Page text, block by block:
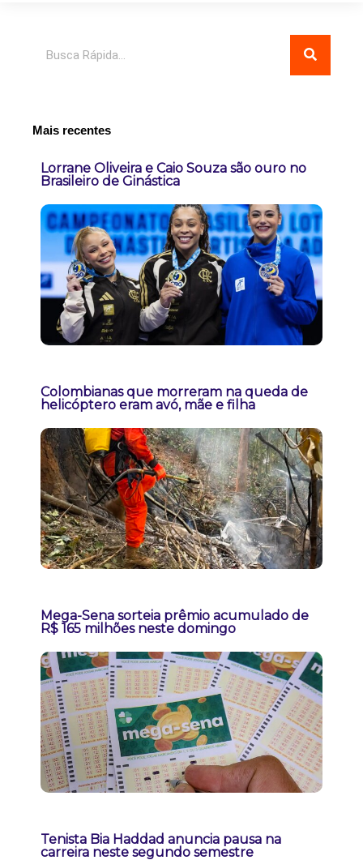
Mais recentes
Lorrane Oliveira e Caio Souza são ouro no
Brasileiro de Ginástica
Colombianas que morreram na queda de
helicóptero eram avó, mãe e filha
Mega-Sena sorteia prêmio acumulado de
R$ 165 milhões neste domingo
Tenista Bia Haddad anuncia pausa na
carreira neste segundo semestre